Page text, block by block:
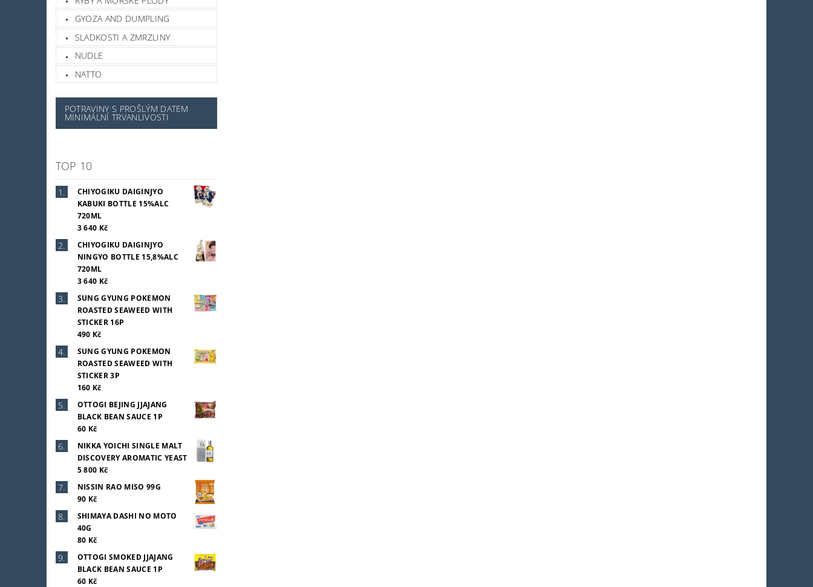
GYOZA AND DUMPLING
SLADKOSTI A ZMRZLINY
NUDLE
NATTO
POTRAVINY S PROŠLÝM DATEM
MINIMÁLNÍ TRVANLIVOSTI
TOP 10
CHIYOGIKU DAIGINJYO
KABUKI BOTTLE 15%ALC
720ML
3 640 Kč
CHIYOGIKU DAIGINJYO
NINGYO BOTTLE 15,8%ALC
720ML
3 640 Kč
SUNG GYUNG POKEMON
ROASTED SEAWEED WITH
STICKER 16P
490 Kč
SUNG GYUNG POKEMON
ROASTED SEAWEED WITH
STICKER 3P
160 Kč
OTTOGI BEJING JJAJANG
BLACK BEAN SAUCE 1P
60 Kč
NIKKA YOICHI SINGLE MALT
DISCOVERY AROMATIC YEAST
5 800 Kč
NISSIN RAO MISO 99G
90 Kč
SHIMAYA DASHI NO MOTO
40G
80 Kč
OTTOGI SMOKED JJAJANG
BLACK BEAN SAUCE 1P
60 Kč